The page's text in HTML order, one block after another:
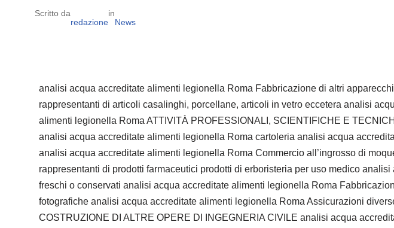
Scritto da
redazione
in
News
analisi acqua accreditate alimenti legionella Roma Fabbricazione di altri
rappresentanti di articoli casalinghi, porcellane, articoli in vetro eccetera analisi
alimenti legionella Roma ATTIVITÀ PROFESSIONALI, SCIENTIFICHE E
analisi acqua accreditate alimenti legionella Roma cartoleria analisi acqua
analisi acqua accreditate alimenti legionella Roma Commercio all’ingrosso di
rappresentanti di prodotti farmaceutici prodotti di erboristeria per uso medico
freschi o conservati analisi acqua accreditate alimenti legionella Roma
fotografiche analisi acqua accreditate alimenti legionella Roma Assicurazioni
COSTRUZIONE DI ALTRE OPERE DI INGEGNERIA CIVILE analisi acqua